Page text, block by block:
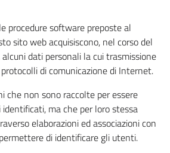
procedure software preposte al
sito web acquisiscono, nel corso del
dati personali la cui trasmissione
di comunicazione di Internet.
che non sono raccolte per essere
ma che per loro stessa
elaborazioni ed associazioni con
di identificare gli utenti.